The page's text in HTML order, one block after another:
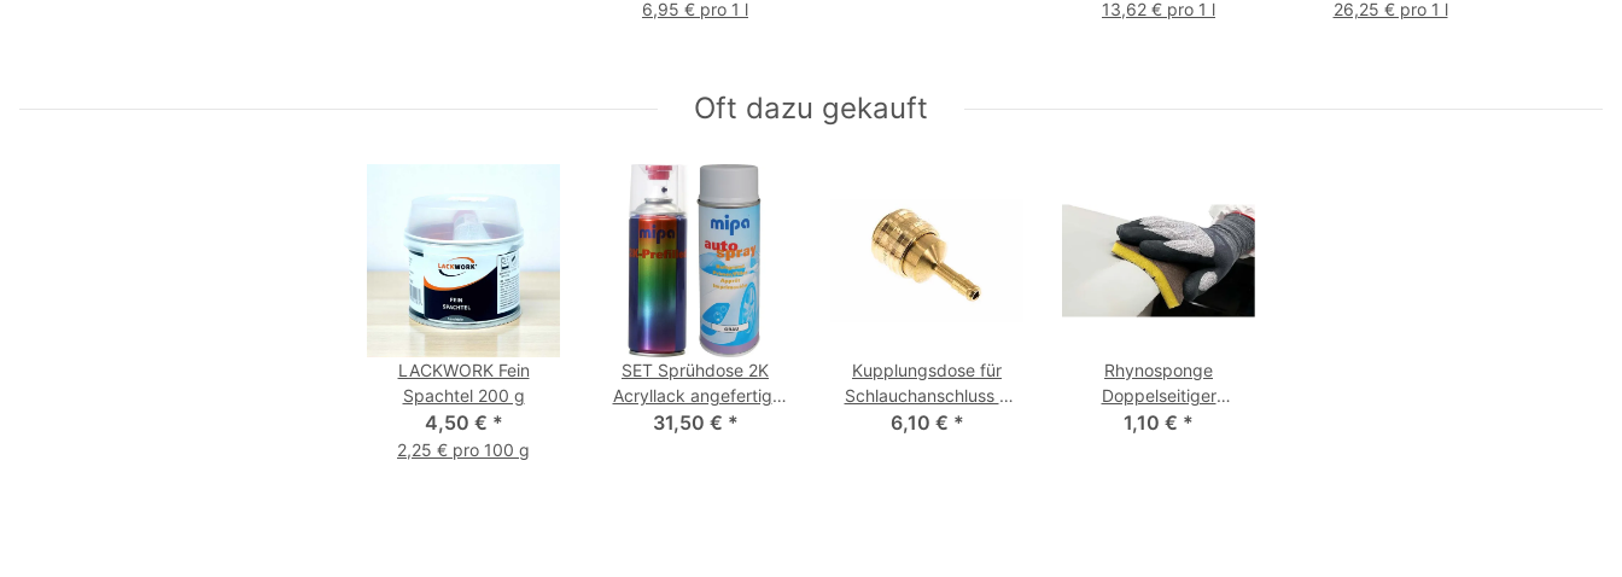
6,95 € pro 1 l 13,62 € pro 1 l 26,25 € pro 1 l
Oft dazu gekauft
LACKWORK Fein
Spachtel 200 g
4,50 € *
2,25 € pro 100 g
SET Sprühdose 2K
Acryllack angefertigt
Wunschfarbe und Acryl-
31,50 € *
Kupplungsdose für
Schlauchanschluss 6
mm NW 7,2
6,10 € *
Rhynosponge
Doppelseitiger
Schleifschwamm
1,10 € *